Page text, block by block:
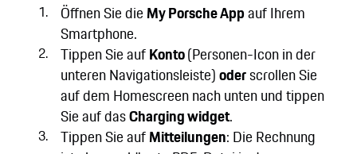
Öffnen Sie die My Porsche Appauf Ihrem
Smartphone.
Tippen Sie aufKonto(Personen-Icon in der
unteren Navigationsleiste)oderscrollen Sie
auf dem Homescreen nach unten und tippen
Sie auf dasCharging widget.
Tippen Sie aufMitteilungen: Die Rechnung